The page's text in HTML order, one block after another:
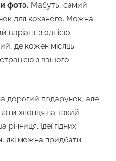
фото. Мабуть, самий
для коханого. Можна
варіант з однією
де кожен місяць
з вашого
дорогий подарунок, але
хлопця на такий
Ідеї гідних
які можна придбати